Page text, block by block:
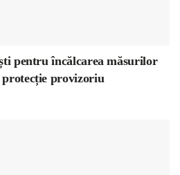
pentru încălcarea măsurilor
provizoriu